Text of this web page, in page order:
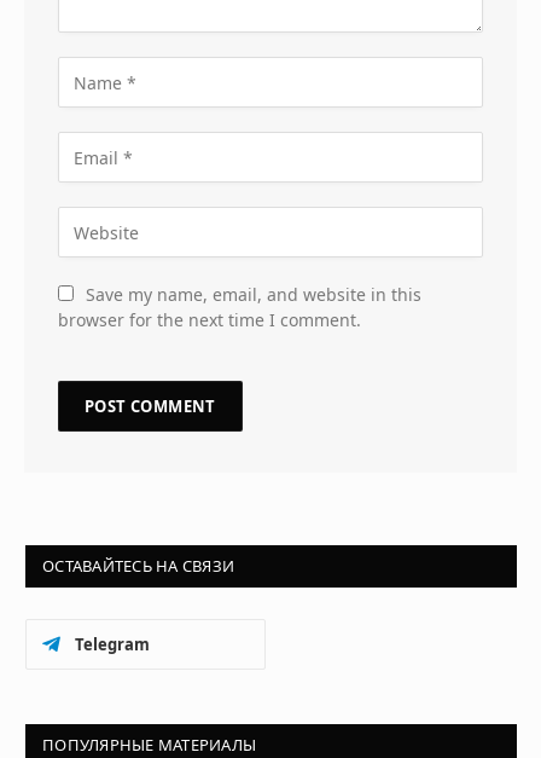
Save my name, email, and website in this
browser for the next time I comment.
ОСТАВАЙТЕСЬ НА СВЯЗИ
Telegram
ПОПУЛЯРНЫЕ МАТЕРИАЛЫ